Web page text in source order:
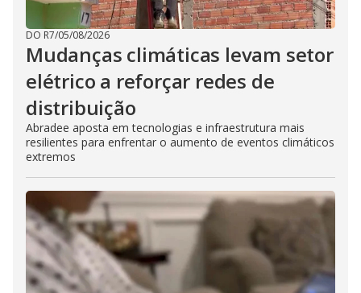
DO R7/05/08/2026
Mudanças climáticas levam setor
elétrico a reforçar redes de
distribuição
Abradee aposta em tecnologias e infraestrutura mais
resilientes para enfrentar o aumento de eventos climáticos
extremos